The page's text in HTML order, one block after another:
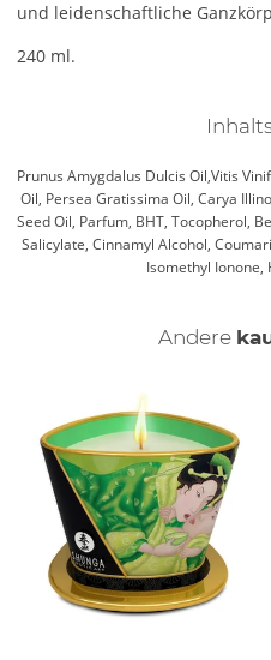
und leidenschaftliche
240 ml.
Prunus Amygdalus Dulcis Oil,Vitis
Oil, Persea Gratissima Oil, Carya
Seed Oil, Parfum, BHT, Tocopherol,
Salicylate, Cinnamyl Alcohol,
Isomethyl
Andere